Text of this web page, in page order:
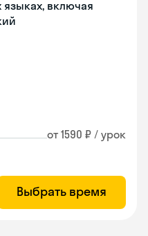
языках, включая
от 1590 ₽ / урок
Выбрать время